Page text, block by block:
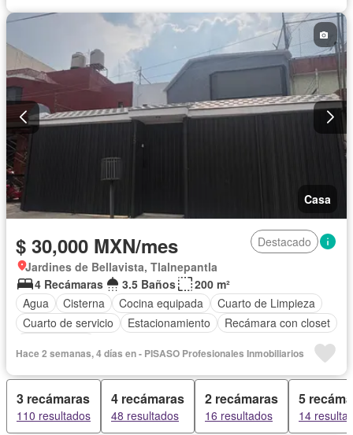
Casa
$ 30,000 MXN/mes
Destacado
Jardines de Bellavista, Tlalnepantla
4 Recámaras
3.5 Baños
200 m²
Agua
Cisterna Cocina equipada
Cuarto de Limpieza
Cuarto de servicio
Estacionamiento
Recámara con closet
Hace 2 semanas, 4 días en - PISASO Profesionales Inmobiliarios
3 recámaras
110 resultados
4 recámaras
48 resultados
2 recámaras
16 resultados
5
14